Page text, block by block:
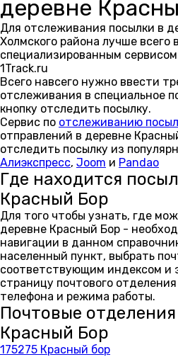
деревне
Для отслеживания посылки в
Холмского района лучше всего
специализированным
1Track.ru
Всего навсего нужно ввести
отслеживания в специальное
кнопку отследить посылку.
Сервис по отслеживанию
отправлений в деревне
отследить посылку из
Алиэкспресс, Joom и Pandao
Где находится
Красный Бор
Для того чтобы узнать, где
деревне Красный Бор -
навигации в данном
населенный пункт, выбрать
соответствующим индексом и
страницу почтового
телефона и режима работы.
Почтовые
Красный Бор
175275 Красный бор